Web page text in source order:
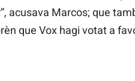
acusava Marcos; que
que Vox hagi votat a